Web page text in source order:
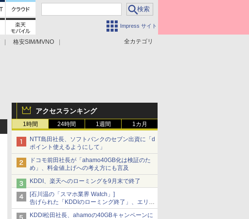
Impress サイト
全カテゴリ
格安SIM/MVNO
アクセスランキング
1時間 24時間 1週間 1カ月
NTT島田社長、ソフトバンクのセブン出資に「d
ポイント使えるようにして」
ドコモ前田社長が「ahamo40GB化は検証のた
め」、料金値上げへの考え方にも言及
KDDI、楽天へのローミングを9月末で終了
[石川温の「スマホ業界 Watch」]
告げられた「KDDIのローミング終了」、エリア
マップの落とし穴と楽天モバイルの課題
KDDI松田社長、ahamoの40GBキャンペーンに